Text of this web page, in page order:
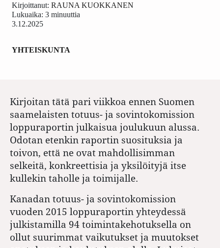
3.12.2025
Kirjoittanut: RAUNA KUOKKANEN
Lukuaika: 3 minuuttia
YHTEISKUNTA
Kirjoitan tätä pari viikkoa ennen Suomen
saamelaisten totuus- ja sovintokomission
loppuraportin julkaisua joulukuun alussa.
Odotan etenkin raportin suosituksia ja
toivon, että ne ovat mahdollisimman
selkeitä, konkreettisia ja yksilöityjä itse
kullekin taholle ja toimijalle.
Kanadan totuus- ja sovintokomission
vuoden 2015 loppuraportin yhteydessä
julkistamilla 94 toimintakehotuksella on
ollut suurimmat vaikutukset ja muutokset